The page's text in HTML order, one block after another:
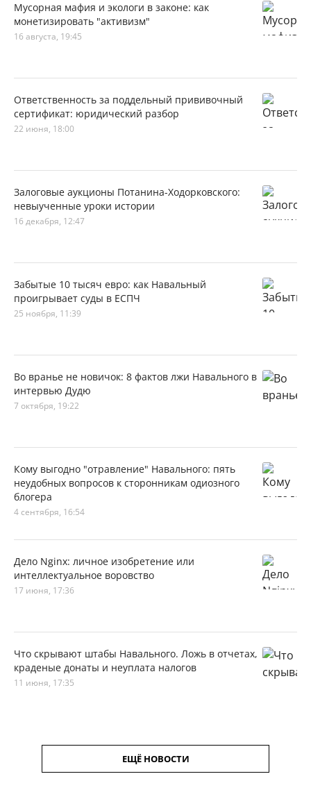
Мусорная мафия и экологи в законе: как
монетизировать "активизм"
16 августа, 19:45
Ответственность за поддельный прививочный
сертификат: юридический разбор
22 июня, 18:00
Залоговые аукционы Потанина-Ходорковского:
невыученные уроки истории
16 декабря, 12:47
Забытые 10 тысяч евро: как Навальный
проигрывает суды в ЕСПЧ
25 ноября, 11:39
Во вранье не новичок: 8 фактов лжи Навального в
интервью Дудю
7 октября, 19:22
Кому выгодно "отравление" Навального: пять
неудобных вопросов к сторонникам одиозного
блогера
4 сентября, 16:54
Дело Nginx: личное изобретение или
интеллектуальное воровство
17 июня, 17:36
Что скрывают штабы Навального. Ложь в отчетах,
краденые донаты и неуплата налогов
11 июня, 17:35
ЕЩЁ НОВОСТИ